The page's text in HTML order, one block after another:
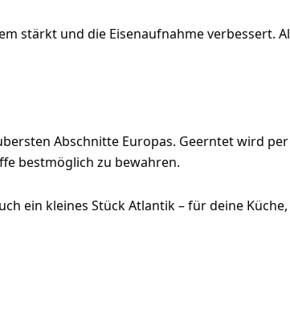
stärkt und die Eisenaufnahme verbessert.
Abschnitte Europas. Geerntet wird
bestmöglich zu bewahren.
ein kleines Stück Atlantik – für deine